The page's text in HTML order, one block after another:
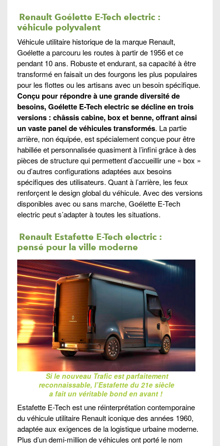
Renault Goélette E-Tech electric :
véhicule polyvalent
Véhicule utilitaire historique de la marque Renault,
Goélette a parcouru les routes à partir de 1956 et ce
pendant 10 ans. Robuste et endurant, sa capacité à être
transformé en faisait un des fourgons les plus populaires
pour les flottes ou les artisans avec un besoin spécifique.
Conçu pour répondre à une grande diversité de
besoins, Goélette E-Tech electric se décline en trois
versions : châssis cabine, box et benne, offrant ainsi
un vaste panel de véhicules transformés. La partie
arrière, non équipée, est spécialement conçue pour être
habillée et personnalisée quasiment à l’infini grâce à des
pièces de structure qui permettent d’accueillir une « box »
ou d’autres configurations adaptées aux besoins
spécifiques des utilisateurs. Quant à l’arrière, les feux
renforçent le design global du véhicule. Avec des versions
disponibles avec ou sans marche, Goélette E-Tech
electric peut s’adapter à toutes les situations.
Renault Estafette E-Tech electric :
pensé pour la ville moderne
Si le nouveau Trafic est parfaitement
reconnaissable, l’Estafette du 21e siècle
a fait un véritable bond en avant !
Estafette E-Tech est une réinterprétation contemporaine
du véhicule utilitaire Renault iconique des années 1960,
adaptée aux exigences de la logistique urbaine moderne.
Plus d’un demi-million de véhicules ont porté le nom